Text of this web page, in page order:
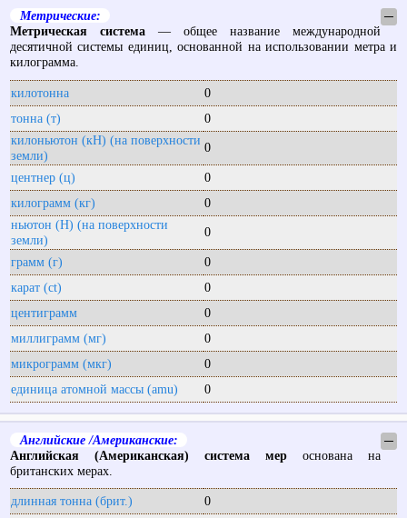
Метрические:
─
Метрическая система— общее название международной
десятичной системы единиц, основанной на использовании метра и
килограмма.
килотонна
0
тонна (т)
0
килоньютон (кН) (на поверхности
земли)
0
центнер (ц)
0
килограмм (кг)
0
ньютон (Н) (на поверхности
земли)
0
грамм (г)
0
карат (ct)
0
центиграмм
0
миллиграмм (мг)
0
микрограмм (мкг)
0
единица атомной массы (amu)
0
Английские /Американские:
─
Английская (Американская) система мер основана на
британских мерах.
длинная тонна (брит.)
0